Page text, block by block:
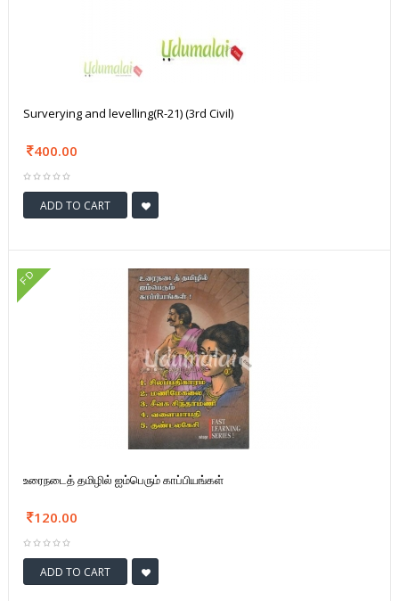
Surverying and levelling(R-21) (3rd Civil)
400.00
ADD TO CART
FD
உரைநடைத் தமிழில் ஐம்பெரும் காப்பியங்கள்
120.00
ADD TO CART